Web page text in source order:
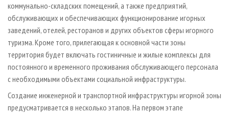
коммунально-складских помещений, а также предприятий,
обслуживающих и обеспечивающих функционирование игорных
заведений, отелей, ресторанов и других объектов сферы игорного
туризма. Кроме того, прилегающая к основной части зоны
территория будет включать гостиничные и жилые комплексы для
постоянного и временного проживания обслуживающего персонала
с необходимыми объектами социальной инфраструктуры.
Создание инженерной и транспортной инфраструктуры игорной зоны
предусматривается в несколько этапов. На первом этапе